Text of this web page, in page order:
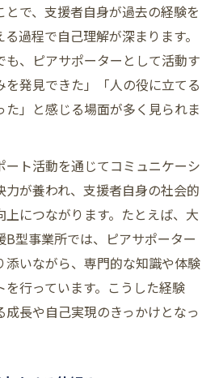
で、支援者自身が過去の経験を
過程で自己理解が深まります。
も、ピアサポーターとして活動す
を発見できた」「人の役に立てる
た」と感じる場面が多く見られま
ート活動を通じてコミュニケーシ
力が養われ、支援者自身の社会的
につながります。たとえば、大
B型事業所では、ピアサポーター
添いながら、専門的な知識や体験
行っています。こうした経験
長や自己実現のきっかけとなっ